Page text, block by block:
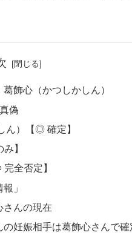
飾心（かつしかしん）
偽
ん）【◎ 確定】
】
全否定】
」
さんの現在
の妊娠相手は葛飾心さんで確